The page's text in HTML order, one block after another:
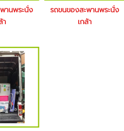
านพระนั่ง
า
รถขนของสะพานพระนั่ง
เกล้า